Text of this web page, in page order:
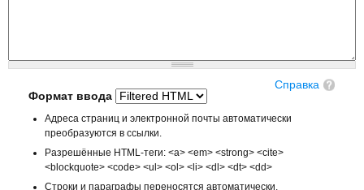
Справка
Формат ввода
Адреса страниц и электронной почты автоматически
преобразуются в ссылки.
Разрешённые HTML-теги: <a> <em> <strong> <cite>
<blockquote> <code> <ul> <ol> <li> <dl> <dt> <dd>
Строки и параграфы переносятся автоматически.